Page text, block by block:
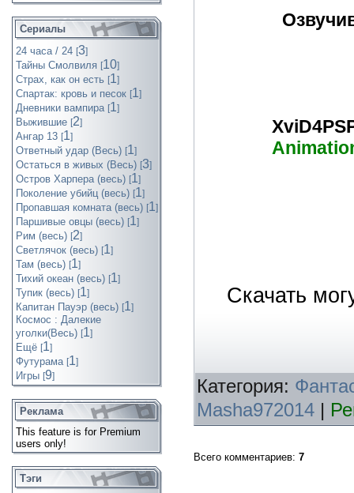
Сериалы
24 часа / 24 [3]
Тайны Смолвиля [10]
Страх, как он есть [1]
Спартак: кровь и песок [1]
Дневники вампира [1]
Выжившие [2]
Ангар 13 [1]
Ответный удар (Весь) [1]
Остаться в живых (Весь) [3]
Остров Харпера (весь) [1]
Поколение убийц (весь) [1]
Пропавшая комната (весь) [1]
Паршивые овцы (весь) [1]
Рим (весь) [2]
Светлячок (весь) [1]
Там (весь) [1]
Тихий океан (весь) [1]
Тупик (весь) [1]
Капитан Пауэр (весь) [1]
Космос : Далекие
уголки(Весь) [1]
Ещё [1]
Футурама [1]
Игры [9]
Реклама
This feature is for Premium
users only!
Тэги
Скачать
Категория:
Masha972014 |
Всего комментариев: 7